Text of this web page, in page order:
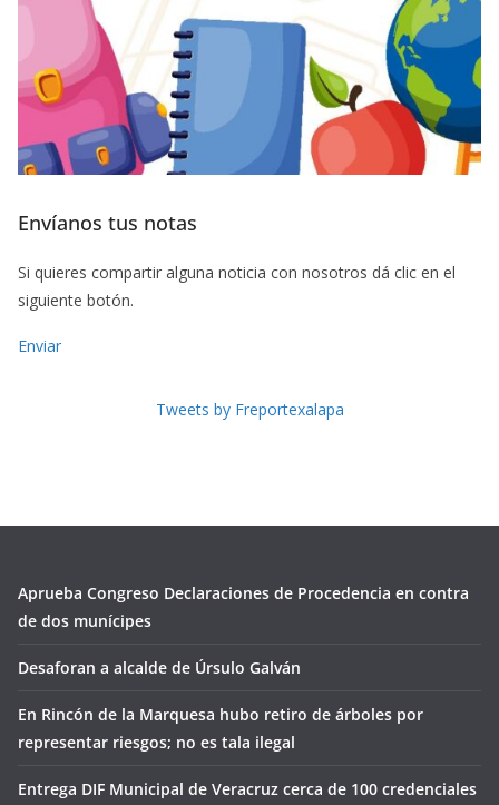
Envíanos tus notas
Si quieres compartir alguna noticia con nosotros dá clic en el
siguiente botón.
Enviar
Tweets by Freportexalapa
Aprueba Congreso Declaraciones de Procedencia en contra
de dos munícipes
Desaforan a alcalde de Úrsulo Galván
En Rincón de la Marquesa hubo retiro de árboles por
representar riesgos; no es tala ilegal
Entrega DIF Municipal de Veracruz cerca de 100 credenciales